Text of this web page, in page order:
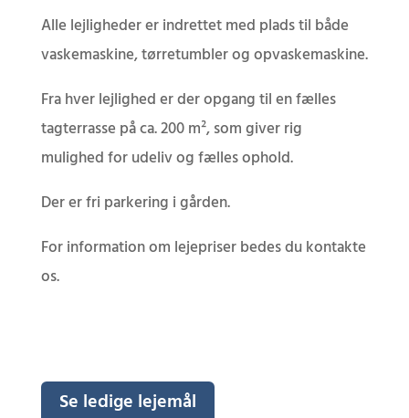
Alle lejligheder er indrettet med plads til både
vaskemaskine, tørretumbler og opvaskemaskine.
Fra hver lejlighed er der opgang til en fælles
tagterrasse på ca. 200 m², som giver rig
mulighed for udeliv og fælles ophold.
Der er fri parkering i gården.
For information om lejepriser bedes du kontakte
os.
Se ledige lejemål